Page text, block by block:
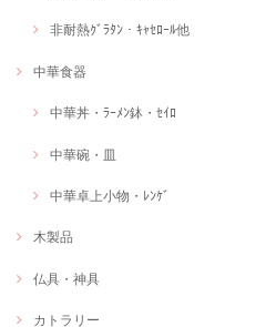
非耐熱ｸﾞﾗﾀﾝ・ｷｬｾﾛｰﾙ他
中華食器
中華丼・ﾗｰﾒﾝ鉢・ｾｲﾛ
中華碗・皿
中華卓上小物・ﾚﾝｹﾞ
木製品
仏具・神具
カトラリー